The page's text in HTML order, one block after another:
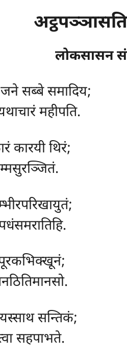
लोकसासन
जने सब्बे समादिय;
महीपति.
कारयी थिरं;
सन्तिकं;
सहपाभते.